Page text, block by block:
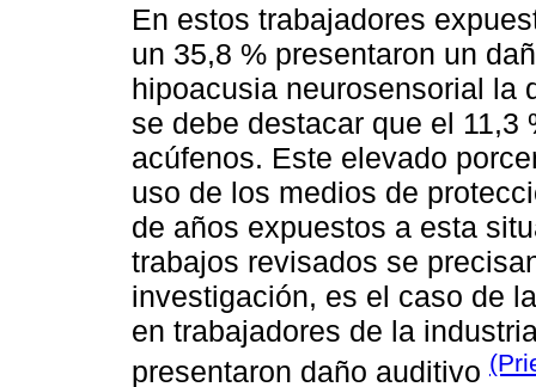
En estos trabajadores
un 35,8 % presentaron un
hipoacusia neurosensorial la
se debe destacar que el 11,3
acúfenos. Este elevado
uso de los medios de
de años expuestos a esta
trabajos revisados se
investigación, es el caso de
en trabajadores de la
presentaron daño auditivo